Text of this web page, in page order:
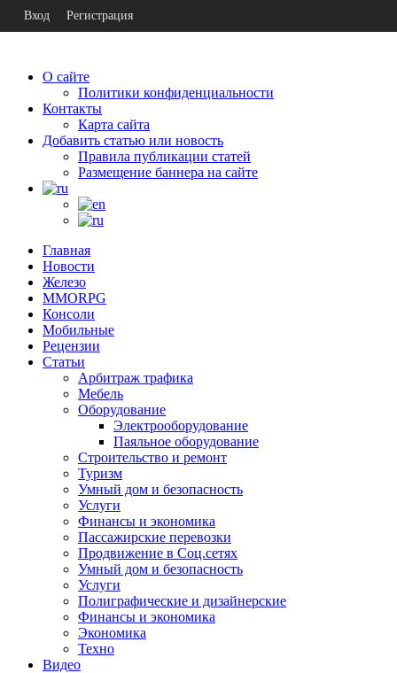
О сайте
Политики конфиденциальности
Контакты
Карта сайта
Добавить статью или новость
Правила публикации статей
Размещение баннера на сайте
Главная
Новости
Железо
MMORPG
Консоли
Мобильные
Рецензии
Статьи
Арбитраж трафика
Мебель
Оборудование
Электрооборудование
Паяльное оборудование
Строительство и ремонт
Туризм
Умный дом и безопасность
Услуги
Финансы и экономика
Пассажирские перевозки
Продвижение в Соц.сетях
Умный дом и безопасность
Услуги
Полиграфические и дизайнерские
Финансы и экономика
Экономика
Техно
Видео
Вход Регистрация